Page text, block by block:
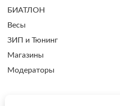
БИАТЛОН
Весы
ЗИП и Тюнинг
Магазины
Модераторы